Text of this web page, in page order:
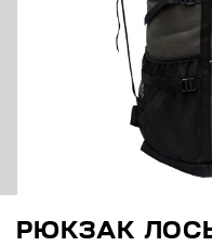
РЮКЗАК